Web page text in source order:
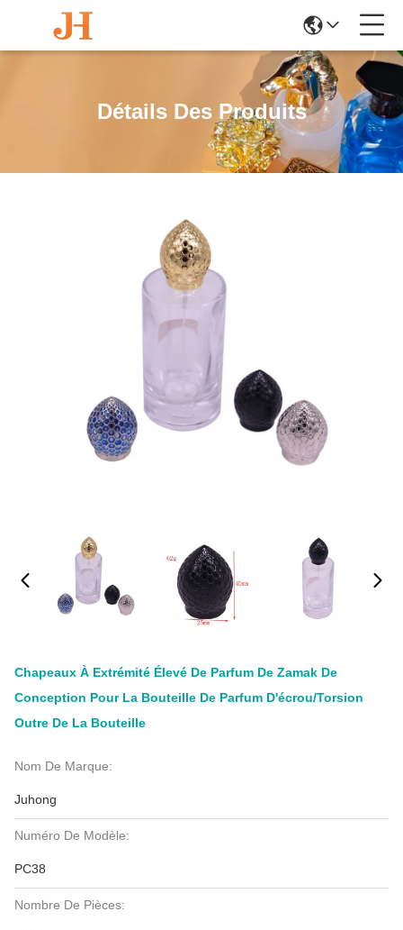
Détails Des Produits
Chapeaux À Extrémité Élevé De Parfum De Zamak De
Conception Pour La Bouteille De Parfum D'écrou/torsion
Outre De La Bouteille
Nom De Marque:
Juhong
Numéro De Modèle:
PC38
Nombre De Pièces: